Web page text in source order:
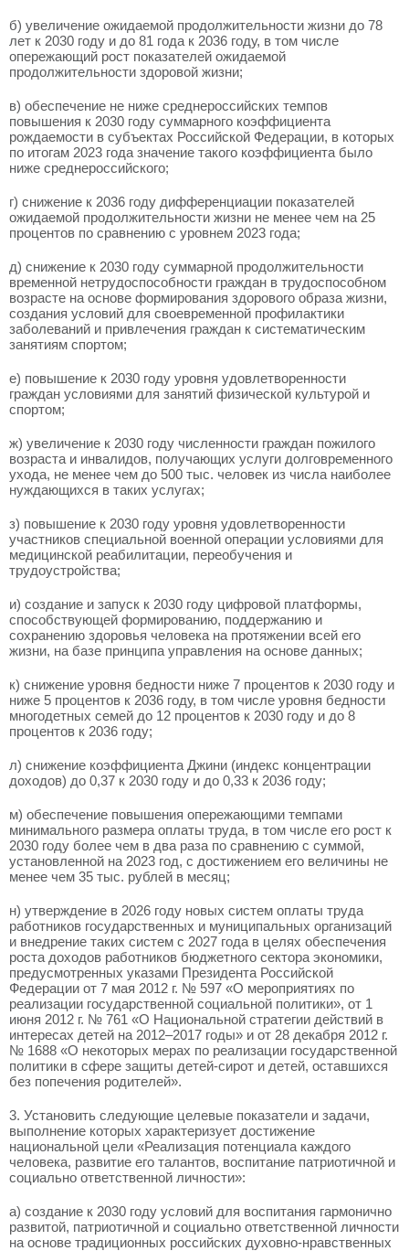
б) увеличение ожидаемой продолжительности жизни до 78
лет к 2030 году и до 81 года к 2036 году, в том числе
опережающий рост показателей ожидаемой
продолжительности здоровой жизни;
в) обеспечение не ниже среднероссийских темпов
повышения к 2030 году суммарного коэффициента
рождаемости в субъектах Российской Федерации, в которых
по итогам 2023 года значение такого коэффициента было
ниже среднероссийского;
г) снижение к 2036 году дифференциации показателей
ожидаемой продолжительности жизни не менее чем на 25
процентов по сравнению с уровнем 2023 года;
д) снижение к 2030 году суммарной продолжительности
временной нетрудоспособности граждан в трудоспособном
возрасте на основе формирования здорового образа жизни,
создания условий для своевременной профилактики
заболеваний и привлечения граждан к систематическим
занятиям спортом;
е) повышение к 2030 году уровня удовлетворенности
граждан условиями для занятий физической культурой и
спортом;
ж) увеличение к 2030 году численности граждан пожилого
возраста и инвалидов, получающих услуги долговременного
ухода, не менее чем до 500 тыс. человек из числа наиболее
нуждающихся в таких услугах;
з) повышение к 2030 году уровня удовлетворенности
участников специальной военной операции условиями для
медицинской реабилитации, переобучения и
трудоустройства;
и) создание и запуск к 2030 году цифровой платформы,
способствующей формированию, поддержанию и
сохранению здоровья человека на протяжении всей его
жизни, на базе принципа управления на основе данных;
к) снижение уровня бедности ниже 7 процентов к 2030 году и
ниже 5 процентов к 2036 году, в том числе уровня бедности
многодетных семей до 12 процентов к 2030 году и до 8
процентов к 2036 году;
л) снижение коэффициента Джини (индекс концентрации
доходов) до 0,37 к 2030 году и до 0,33 к 2036 году;
м) обеспечение повышения опережающими темпами
минимального размера оплаты труда, в том числе его рост к
2030 году более чем в два раза по сравнению с суммой,
установленной на 2023 год, с достижением его величины не
менее чем 35 тыс. рублей в месяц;
н) утверждение в 2026 году новых систем оплаты труда
работников государственных и муниципальных организаций
и внедрение таких систем с 2027 года в целях обеспечения
роста доходов работников бюджетного сектора экономики,
предусмотренных указами Президента Российской
Федерации от 7 мая 2012 г. № 597 «О мероприятиях по
реализации государственной социальной политики», от 1
июня 2012 г. № 761 «О Национальной стратегии действий в
интересах детей на 2012–2017 годы» и от 28 декабря 2012 г.
№ 1688 «О некоторых мерах по реализации государственной
политики в сфере защиты детей-сирот и детей, оставшихся
без попечения родителей».
3. Установить следующие целевые показатели и задачи,
выполнение которых характеризует достижение
национальной цели «Реализация потенциала каждого
человека, развитие его талантов, воспитание патриотичной и
социально ответственной личности»:
а) создание к 2030 году условий для воспитания гармонично
развитой, патриотичной и социально ответственной личности
на основе традиционных российских духовно-нравственных